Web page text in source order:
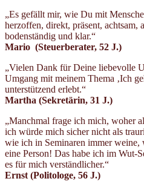
„Es gefällt mir, wie Du mit
herzoffen, direkt, präsent, achtsam,
bodenständig und klar.“
Mario (Steuerberater, 52 J.)
„Vielen Dank für Deine liebevolle
Umgang mit meinem Thema ‚Ich
unterstützend erlebt.“
Martha (Sekretärin, 31 J.)
„Manchmal frage ich mich, woher
ich würde mich sicher nicht als
wie ich in Seminaren immer
eine Person! Das habe ich im Wut-
es für mich verständlicher.“
Ernst (Politologe, 56 J.)